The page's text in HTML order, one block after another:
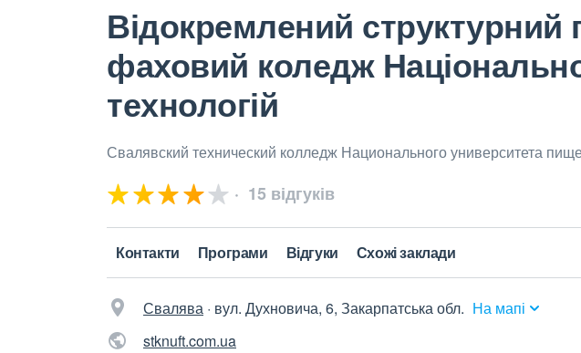
Відокремлений структурний
фаховий коледж
технологій
Свалявский технический колледж Национального университета
15 відгуків
Контакти Програми Відгуки Схожі заклади
Свалява · вул. Духновича, 6, Закарпатська обл. На мапі
stknuft.com.ua